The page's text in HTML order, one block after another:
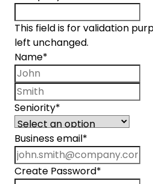
This field is for validation
left unchanged.
Name*
Seniority*
Business email *
Create Password*